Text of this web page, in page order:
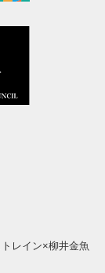
レイン×柳井金魚